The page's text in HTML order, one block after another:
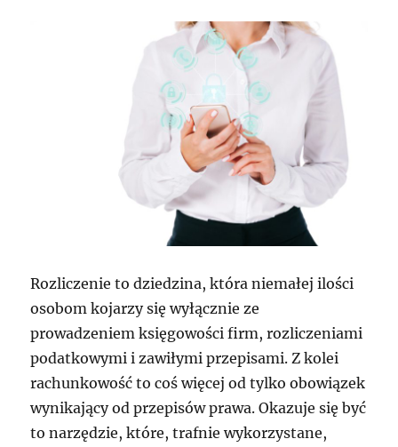
Rozliczenie to dziedzina, która niemałej ilości
osobom kojarzy się wyłącznie ze
prowadzeniem księgowości firm, rozliczeniami
podatkowymi i zawiłymi przepisami. Z kolei
rachunkowość to coś więcej od tylko obowiązek
wynikający od przepisów prawa. Okazuje się być
to narzędzie, które, trafnie wykorzystane,